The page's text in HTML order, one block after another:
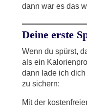
dann war es das
Deine erste
Wenn du spürst,
als ein
dann lade ich
zu sichern:
Mit der